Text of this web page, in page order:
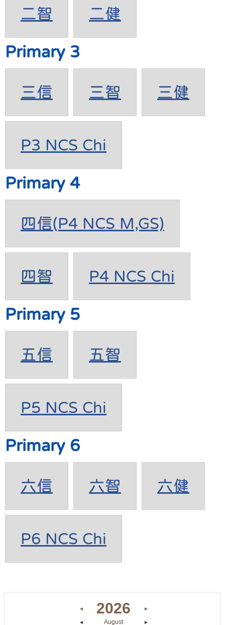
二智 二健
Primary 3
三信 三智 三健
P3 NCS Chi
Primary 4
四信(P4 NCS M,GS)
四智 P4 NCS Chi
Primary 5
五信 五智
P5 NCS Chi
Primary 6
六信 六智 六健
P6 NCS Chi
◄ 2026 ►
◄ August ►